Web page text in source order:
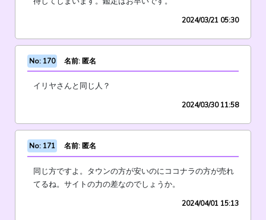
2024/03/21 05:30
No: 170 名前: 匿名
イリヤさんと同じ人？
2024/03/30 11:58
No: 171 名前: 匿名
同じ方ですよ。タウンの方が安いのにココナラの方が売れ
てるね。サイトの力の差なのでしょうか。
2024/04/01 15:13